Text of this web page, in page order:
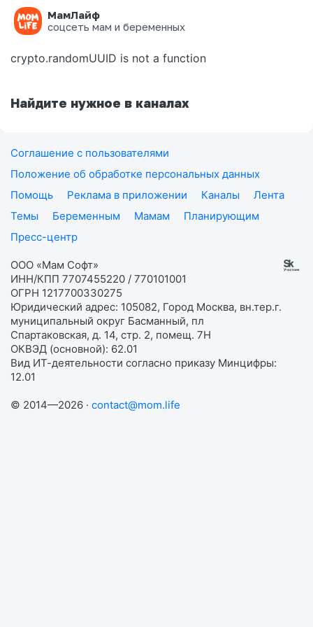
МамЛайф
соцсеть мам и беременных
Ошибка на странице
crypto.randomUUID is not a function
Найдите нужное в каналах
Соглашение с пользователями
Положение об обработке персональных данных
Помощь
Реклама в приложении Каналы
Лента
Темы
Беременным Мамам
Планирующим
Пресс-центр
ООО «Мам Софт»
ИНН/КПП 7707455220 / 770101001
ОГРН 1217700330275
Юридический адрес: 105082, Город Москва, вн.тер.г.
муниципальный округ Басманный, пл
Спартаковская, д. 14, стр. 2, помещ. 7Н
ОКВЭД (основной): 62.01
Вид ИТ-деятельности согласно приказу Минцифры:
12.01
© 2014—2026 · contact@mom.life